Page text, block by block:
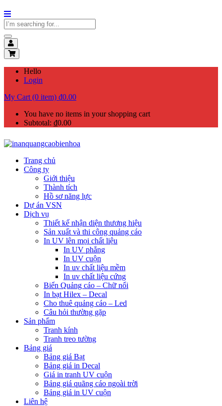
Hello
Login
My Cart (0 item) ₫0.00
You have no items in your shopping cart
Subtotal: ₫0.00
Trang chủ
Công ty
Giới thiệu
Thành tích
Hồ sơ năng lực
Dự án VSN
Dịch vụ
Thiết kế nhận diện thương hiệu
Sản xuất và thi công quảng cáo
In UV lên mọi chất liệu
In UV phẳng
In UV cuộn
In uv chất liệu mềm
In uv chất liệu cứng
Biển Quảng cáo – Chữ nổi
In bạt Hilex – Decal
Cho thuê quảng cáo – Led
Câu hỏi thường gặp
Sản phẩm
Tranh kính
Tranh treo tường
Bảng giá
Bảng giá Bạt
Bảng giá in Decal
Giá in tranh UV cuộn
Bảng giá quãng cáo ngoài trời
Bảng giá in UV cuộn
Liên hệ